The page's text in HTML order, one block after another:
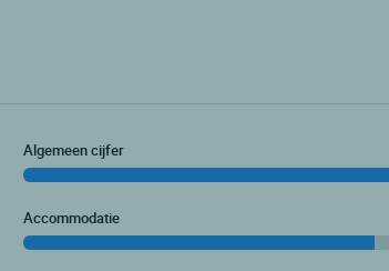
Algemeen cijfer
Accommodatie